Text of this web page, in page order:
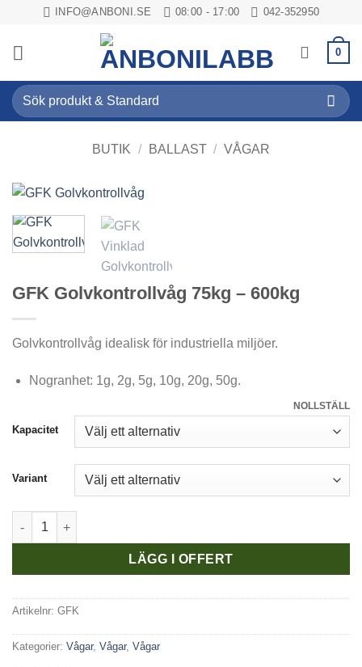
content
INFO@ANBONI.SE 08:00 - 17:00 042-352950
0
Sök
efter:
BUTIK / BALLAST / VÅGAR
GFK Golvkontrollvåg 75kg – 600kg
Golvkontrollvåg idealisk för industriella miljöer.
Nogranhet: 1g, 2g, 5g, 10g, 20g, 50g.
Kapacitet
Variant
NOLLSTÄLL
GFK Golvkontrollvåg 75kg - 600kg mängd
LÄGG I OFFERT
Artikelnr: GFK
Kategorier: Vågar, Vågar, Vågar